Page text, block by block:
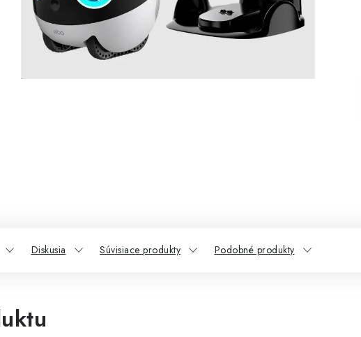
Diskusia Súvisiace produkty Podobné produkty